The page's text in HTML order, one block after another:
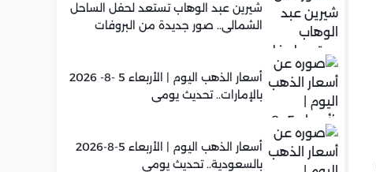
شيرين عبد الوهاب تستعد لحفل الساحل
الشمالي.. صور جديدة من البروفات
أسعار الذهب اليوم | الأربعاء 5 -8- 2026
بالإمارات.. تحديث يومي
أسعار الذهب اليوم | الأربعاء 5-8-2026
بالسعودية.. تحديث يومي